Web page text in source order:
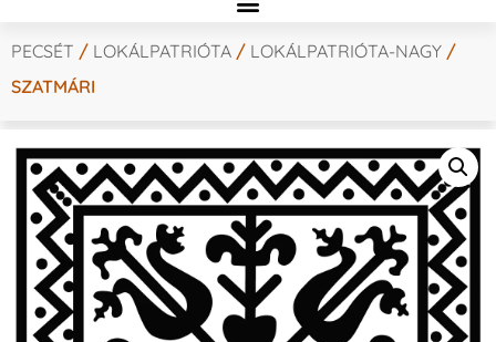
PECSÉT / LOKÁLPATRIÓTA / LOKÁLPATRIÓTA-NAGY /
SZATMÁRI